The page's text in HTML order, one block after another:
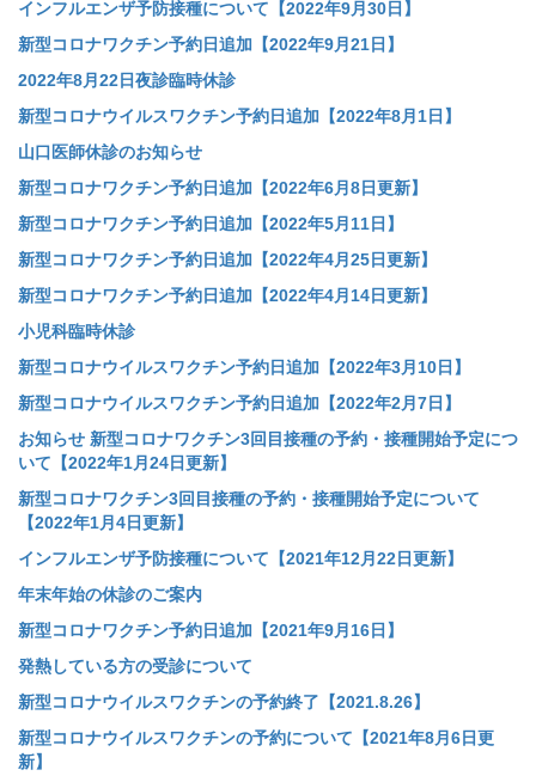
インフルエンザ予防接種について【2022年9月30日】
新型コロナワクチン予約日追加【2022年9月21日】
2022年8月22日夜診臨時休診
新型コロナウイルスワクチン予約日追加【2022年8月1日】
山口医師休診のお知らせ
新型コロナワクチン予約日追加【2022年6月8日更新】
新型コロナワクチン予約日追加【2022年5月11日】
新型コロナワクチン予約日追加【2022年4月25日更新】
新型コロナワクチン予約日追加【2022年4月14日更新】
小児科臨時休診
新型コロナウイルスワクチン予約日追加【2022年3月10日】
新型コロナウイルスワクチン予約日追加【2022年2月7日】
お知らせ 新型コロナワクチン3回目接種の予約・接種開始予定につ
いて【2022年1月24日更新】
新型コロナワクチン3回目接種の予約・接種開始予定について
【2022年1月4日更新】
インフルエンザ予防接種について【2021年12月22日更新】
年末年始の休診のご案内
新型コロナワクチン予約日追加【2021年9月16日】
発熱している方の受診について
新型コロナウイルスワクチンの予約終了【2021.8.26】
新型コロナウイルスワクチンの予約について【2021年8月6日更
新】